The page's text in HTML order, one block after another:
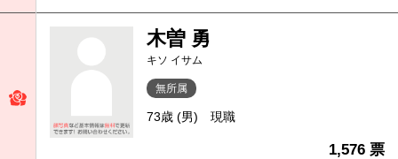
木曽 勇
キソ イサム
無所属
73歳 (男) 現職
1,576 票